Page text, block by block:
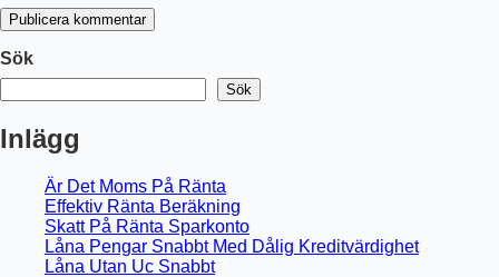
Publicera kommentar
Sök
Sök
Inlägg
Är Det Moms På Ränta
Effektiv Ränta Beräkning
Skatt På Ränta Sparkonto
Låna Pengar Snabbt Med Dålig Kreditvärdighet
Låna Utan Uc Snabbt